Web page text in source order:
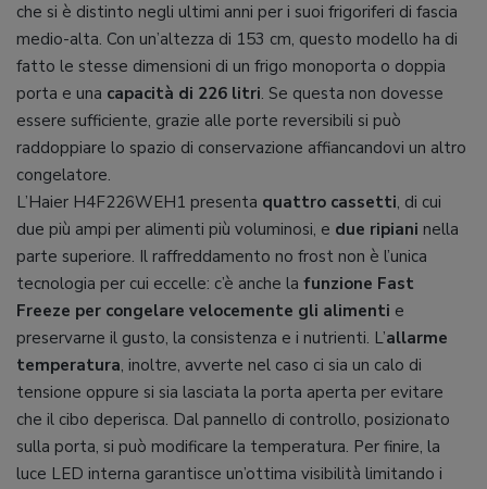
che si è distinto negli ultimi anni per i suoi frigoriferi di fascia
medio-alta. Con un’altezza di 153 cm, questo modello ha di
fatto le stesse dimensioni di un frigo monoporta o doppia
porta e una capacità di 226 litri. Se questa non dovesse
essere sufficiente, grazie alle porte reversibili si può
raddoppiare lo spazio di conservazione affiancandovi un altro
congelatore.
L’Haier H4F226WEH1 presenta quattro cassetti, di cui
due più ampi per alimenti più voluminosi, e due ripiani nella
parte superiore. Il raffreddamento no frost non è l’unica
tecnologia per cui eccelle: c’è anche la funzione Fast
Freeze per congelare velocemente gli alimenti e
preservarne il gusto, la consistenza e i nutrienti. L’allarme
temperatura, inoltre, avverte nel caso ci sia un calo di
tensione oppure si sia lasciata la porta aperta per evitare
che il cibo deperisca. Dal pannello di controllo, posizionato
sulla porta, si può modificare la temperatura. Per finire, la
luce LED interna garantisce un’ottima visibilità limitando i